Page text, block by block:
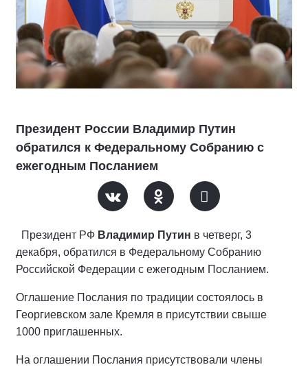
Президент России Владимир Путин
обратился к Федеральному Собранию с
ежегодным Посланием
Президент РФ Владимир Путин в четверг, 3
декабря, обратился в Федеральному Собранию
Российской Федерации с ежегодным Посланием.
Оглашение Послания по традиции состоялось в
Георгиевском зале Кремля в присутствии свыше
1000 приглашенных.
На оглашении Послания присутствовали члены